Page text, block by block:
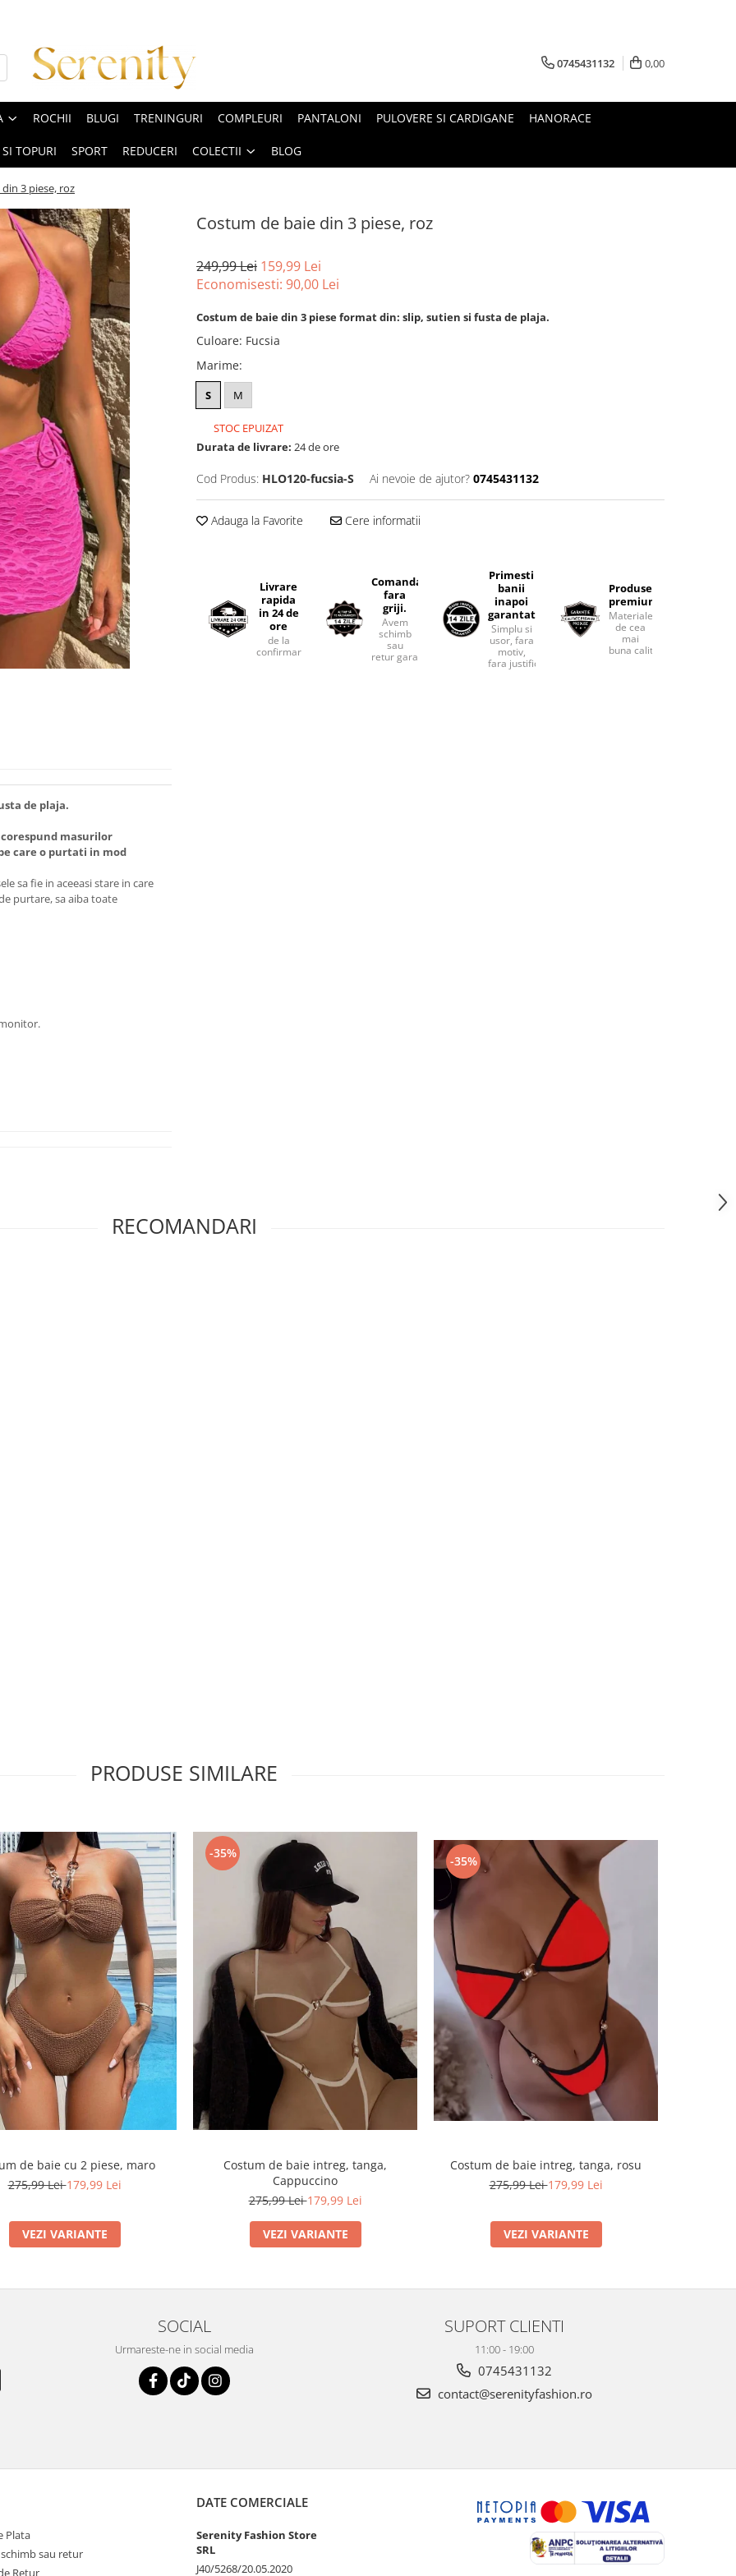
0745431132 0,00
ROCHII BLUGI TRENINGURI COMPLEURI PANTALONI PULOVERE SI CARDIGANE HANORACE
TOPURI SPORT REDUCERI COLECTII BLOG
3 piese, roz
Costum de baie din 3 piese, roz
249,99 Lei 159,99 Lei
Economisesti: 90,00 Lei
Costum de baie din 3 piese format din: slip, sutien si fusta de plaja.
Culoare: Fucsia
Marime:
S M
STOC EPUIZAT
Durata de livrare: 24 de ore
Cod Produs: HLO120-fucsia-S Ai nevoie de ajutor? 0745431132
Adauga la Favorite Cere informatii
Livrare
rapida
in 24 de
ore
de la
confirmarea comenzii.
Comanda
fara
griji.
Avem
schimb
sau
retur garantat.
Primesti
banii
inapoi
garantat
Simplu si
usor, fara
motiv,
fara justificari.
Produse
premium.
Materiale
de cea
mai
buna calitate.
de plaja.
masurilor
care o purtati in mod
sa fie in aceeasi stare in care
purtare, sa aiba toate
RECOMANDARI
PRODUSE SIMILARE
de baie cu 2 piese, maro
275,99 Lei179,99 Lei
VEZI VARIANTE
-35%
Costum de baie intreg, tanga,
Cappuccino
275,99 Lei179,99 Lei
VEZI VARIANTE
-35%
Costum de baie intreg, tanga, rosu
275,99 Lei179,99 Lei
VEZI VARIANTE
SOCIAL
Urmareste-ne in social media
SUPORT CLIENTI
11:00 - 19:00
0745431132
contact@serenityfashion.ro
Plata
sau retur
Retur
DATE COMERCIALE
Serenity Fashion Store
SRL
J40/5268/20.05.2020